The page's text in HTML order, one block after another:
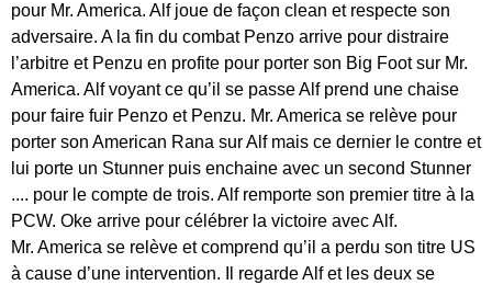
pour Mr. America. Alf joue de façon clean et respecte son
adversaire. A la fin du combat Penzo arrive pour distraire
l’arbitre et Penzu en profite pour porter son Big Foot sur Mr.
America. Alf voyant ce qu’il se passe Alf prend une chaise
pour faire fuir Penzo et Penzu. Mr. America se relève pour
porter son American Rana sur Alf mais ce dernier le contre et
lui porte un Stunner puis enchaine avec un second Stunner
.... pour le compte de trois. Alf remporte son premier titre à la
PCW. Oke arrive pour célébrer la victoire avec Alf.
Mr. America se relève et comprend qu’il a perdu son titre US
à cause d’une intervention. Il regarde Alf et les deux se